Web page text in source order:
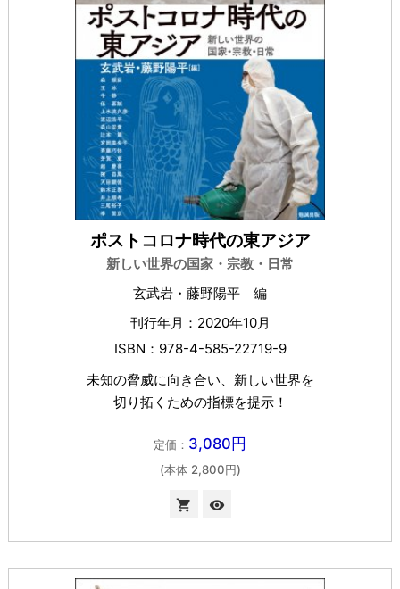
ポストコロナ時代の東アジア
新しい世界の国家・宗教・日常
玄武岩・藤野陽平 編
刊行年月：2020年10月
ISBN：978-4-585-22719-9
未知の脅威に向き合い、新しい世界を
切り拓くための指標を提示！
定価： 3,080円
(本体 2,800円)
 visibility